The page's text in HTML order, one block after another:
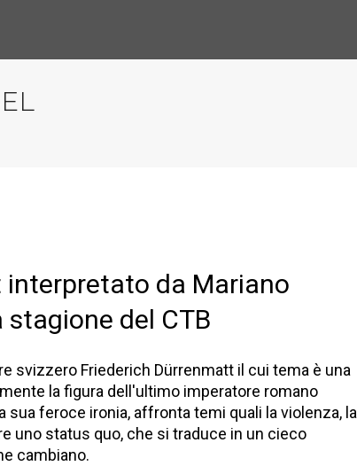
da Mariano
stagione del CTB
svizzero Friederich Dürrenmatt il cui tema è una
la figura dell'ultimo imperatore romano
feroce ironia, affronta temi quali la violenza, la
uno status quo, che si traduce in un cieco
cambiano.